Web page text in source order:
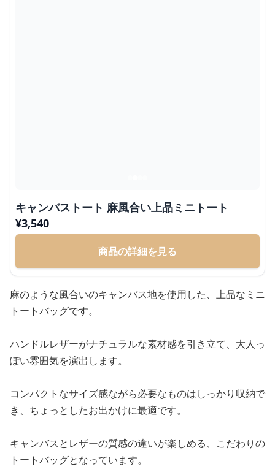
キャンバストート 麻風合い上品ミニトート
¥3,540
商品の詳細を見る
麻のような風合いのキャンバス地を使用した、上品なミニ
トートバッグです。
ハンドルレザーがナチュラルな素材感を引き立て、大人っ
ぽい雰囲気を演出します。
コンパクトなサイズ感ながら必要なものはしっかり収納で
き、ちょっとしたお出かけに最適です。
キャンバスとレザーの質感の違いが楽しめる、こだわりの
トートバッグとなっています。